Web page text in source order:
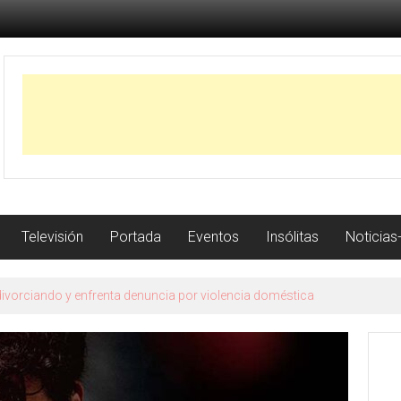
Televisión Portada Eventos Insólitas
TOUR con entradas agotadas en Porto Alegre